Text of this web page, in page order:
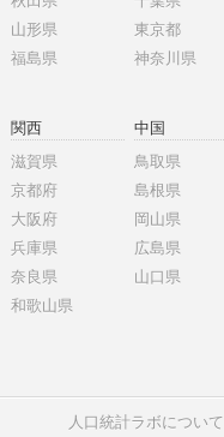
山形県
福島県
東京都
神奈川県
関西
滋賀県
京都府
大阪府
兵庫県
奈良県
和歌山県
中国
鳥取県
島根県
岡山県
広島県
山口県
人口統計ラボについて